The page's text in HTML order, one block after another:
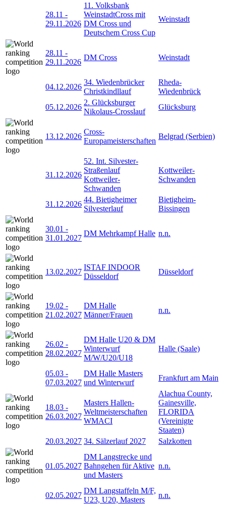
28.11 -
29.11.2026
11. Volksbank
WeinstadtCross mit
DM Cross und
Deutschem Cross Cup
Weinstadt
28.11 -
29.11.2026
DM Cross Weinstadt
04.12.2026
34. Wiedenbrücker
Christkindllauf
Rheda-
Wiedenbrück
05.12.2026
2. Glücksburger
Nikolaus-Crosslauf
Glücksburg
13.12.2026
Cross-
Europameisterschaften
Belgrad (Serbien)
31.12.2026
52. Int. Silvester-
Straßenlauf
Kottweiler-
Schwanden
Kottweiler-
Schwanden
31.12.2026
44. Bietigheimer
Silvesterlauf
Bietigheim-
Bissingen
30.01 -
31.01.2027
DM Mehrkampf Halle n.n.
13.02.2027
ISTAF INDOOR
Düsseldorf
Düsseldorf
19.02 -
21.02.2027
DM Halle
Männer/Frauen
n.n.
26.02 -
28.02.2027
DM Halle U20 & DM
Winterwurf
M/W/U20/U18
Halle (Saale)
05.03 -
07.03.2027
DM Halle Masters
und Winterwurf
Frankfurt am Main
18.03 -
26.03.2027
Masters Hallen-
Weltmeisterschaften
WMACI
Alachua County,
Gainesville,
FLORIDA
(Vereinigte
Staaten)
20.03.2027 34. Sälzerlauf 2027 Salzkotten
01.05.2027
DM Langstrecke und
Bahngehen für Aktive
und Masters
n.n.
02.05.2027
DM Langstaffeln M/F,
U23, U20, Masters
n.n.